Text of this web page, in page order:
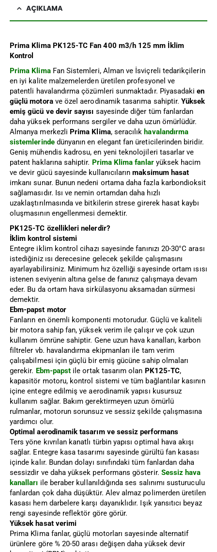
AÇIKLAMA
Prima Klima PK125-TC Fan 400 m3/h 125 mm İklim
Kontrol
Prima KlimaFan Sistemleri, Alman ve İsviçreli tedarikçilerin
en iyi kalite malzemelerden üretilen profesyonel ve
patentli havalandırma çözümleri sunmaktadır. Piyasadakien
güçlü motorave özel aerodinamik tasarıma sahiptir.Yüksek
emiş gücü ve devir sayısı sayesinde diğer tüm fanlardan
daha yüksek performans sergiler ve daha uzun ömürlüdür.
Almanya merkezli Prima Klima, seracılık havalandırma
sistemlerindedünyanın en elegant fan üreticilerinden biridir.
Geniş mühendis kadrosu, en yeni teknolojileri tasarlar ve
patent haklarına sahiptir. Prima Klima fanlaryüksek hacim
ve devir gücü sayesinde kullanıcılarınmaksimum hasat
imkanı sunar. Bunun nedeni ortama daha fazla karbondioksit
sağlamasıdır. Isı ve nemin ortamdan daha hızlı
uzaklaştırılmasında ve bitkilerin strese girerek hasat kaybı
oluşmasının engellenmesi demektir.
PK125-TC özellikleri nelerdir?
İklim kontrol sistemi
Entegre iklim kontrol cihazı sayesinde fanınızı 20-30°C arası
istediğiniz ısı derecesine gelecek şekilde çalışmasını
ayarlayabilirsiniz. Minimum hız özelliği sayesinde ortam ısısı
istenen seviyenin altına gelse de fanınız çalışmaya devam
eder. Bu da ortam hava sirkülasyonu aksamadan sürmesi
demektir.
Ebm-papst motor
Fanların en önemli komponenti motorudur. Güçlü ve kaliteli
bir motora sahip fan, yüksek verim ile çalışır ve çok uzun
kullanım ömrüne sahiptir. Gene uzun hava kanalları, karbon
filtreler vb. havalandırma ekipmanları ile tam verim
çalışabilmesi için güçlü bir emiş gücüne sahip olmaları
gerekir. Ebm-papst ile ortak tasarım olan PK125-TC,
kapasitör motoru, kontrol sistemi ve tüm bağlantılar kasının
içine entegre edilmiş ve aerodinamik yapısı kusursuz
kullanım sağlar. Bakım gerektirmeyen uzun ömürlü
rulmanlar, motorun sorunsuz ve sessiz şekilde çalışmasına
yardımcı olur.
Optimal aerodinamik tasarım ve sessiz performans
Ters yöne kıvrılan kanatlı türbin yapısı optimal hava akışı
sağlar. Entegre kasa tasarımı sayesinde gürültü fan kasası
içinde kalır. Bundan dolayı sınıfındaki tüm fanlardan daha
sessizdir ve daha yüksek performans gösterir. Sessiz hava
kanalları ile beraber kullanıldığında ses salınımı susturuculu
fanlardan çok daha düşüktür. Alev almaz polimerden üretilen
kasası hem darbelere karşı dayanıklıdır. Işık yansıtıcı beyaz
rengi sayesinde reflektör göre görür.
Yüksek hasat verimi
Prima Klima fanlar, güçlü motorları sayesinde alternatif
ürünlere göre % 20-50 arası değişen daha yüksek devir